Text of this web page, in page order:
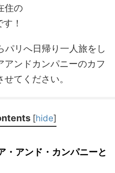
住の
す！
リへ日帰り一人旅をし
アンドカンパニーのカフ
てください。
[hide]
・アンド・カンパニーと